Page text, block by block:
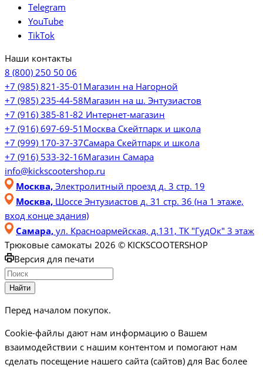
Telegram
YouTube
TikTok
Наши контакты
8 (800) 250 50 06
+7 (985) 821-35-01 Магазин на Нагорной
+7 (985) 235-44-58Магазин на ш. Энтузиастов
+7 (916) 385-81-82 Интернет-магазин
+7 (916) 697-69-51 Москва Скейтпарк и школа
+7 (999) 170-37-37Самара Скейтпарк и школа
+7 (916) 533-32-16Магазин Самара
info@kickscootershop.ru
Москва, Электролитный проезд д. 3 стр. 19
Москва, Шоссе Энтузиастов д. 31 стр. 36 (на 1 этаже,
вход конце здания)
Самара, ул. Красноармейская, д.131, ТК "ГудОк" 3 этаж
Трюковые самокаты 2026 © KICKSCOOTERSHOP
Версия для печати
Найти
Перед началом покупок.
Cookie-файлы дают нам информацию о Вашем
взаимодействии с нашим контентом и помогают нам
сделать посещение нашего сайта (сайтов) для Вас более